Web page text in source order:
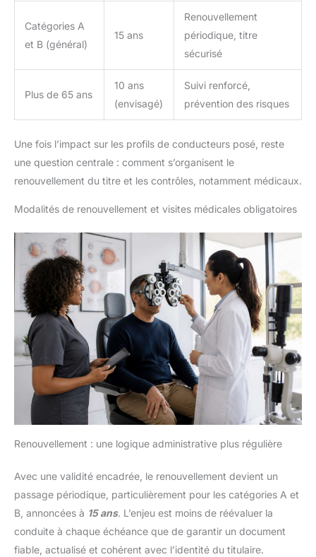
Catégories A
et B (général)
15 ans
Renouvellement
périodique, titre
sécurisé
Plus de 65 ans
10 ans
(envisagé)
Suivi renforcé,
prévention des risques
Une fois l’impact sur les profils de conducteurs posé, reste
une question centrale : comment s’organisent le
renouvellement du titre et les contrôles, notamment médicaux.
Modalités de renouvellement et visites médicales obligatoires
Renouvellement : une logique administrative plus régulière
Avec une validité encadrée, le renouvellement devient un
passage périodique, particulièrement pour les catégories A et
B, annoncées à 15 ans. L’enjeu est moins de réévaluer la
conduite à chaque échéance que de garantir un document
fiable, actualisé et cohérent avec l’identité du titulaire.